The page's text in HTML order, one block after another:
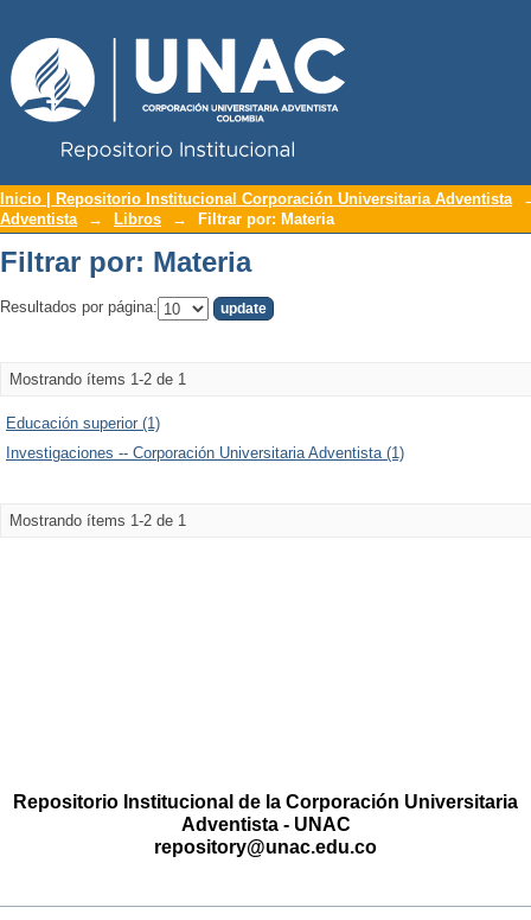
Filtrar por: Materia
Inicio | Repositorio Institucional Corporación Universitaria Adventista
Adventista
→ Libros → Filtrar por: Materia
Filtrar por: Materia
Resultados por página:
Mostrando ítems 1-2 de 1
Educación superior (1)
Investigaciones -- Corporación Universitaria Adventista (1)
Mostrando ítems 1-2 de 1
Repositorio Institucional de la Corporación Universitaria
Adventista - UNAC
repository@unac.edu.co